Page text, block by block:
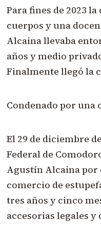
Para fines de 2023
cuerpos y una
Alcaina llevaba
años y medio
Finalmente llegó la
Condenado por una
El 29 de diciembre
Federal de
Agustín Alcaina por
comercio de
tres años y cinco
accesorias legales y